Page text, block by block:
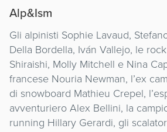
Alp&Ism
Gli alpinisti Sophie Lavaud,
Della Bordella, Iván Vallejo, le
Shiraishi, Molly Mitchell e Nina
francese Nouria Newman, l’ex
di snowboard Mathieu Crepel,
avventuriero Alex Bellini, la
running Hillary Gerardi, gli